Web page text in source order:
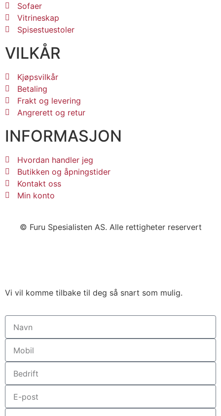
INFORMASJON
Hvordan handler jeg
Butikken og åpningstider
Kontakt oss
Min konto
VILKÅR
Kjøpsvilkår
Betaling
Frakt og levering
Angrerett og retur
Sofaer
Vitrineskap
Spisestuestoler
© Furu Spesialisten AS. Alle rettigheter reservert
Vi vil komme tilbake til deg så snart som mulig.